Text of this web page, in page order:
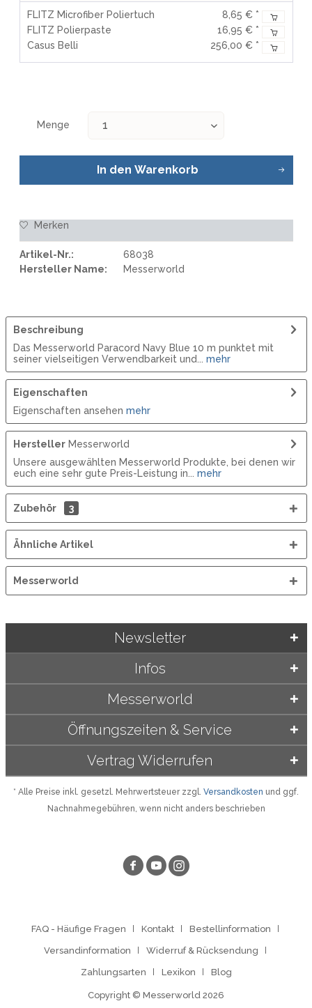
FLITZ Microfiber Poliertuch
8,65 € *
FLITZ Polierpaste
16,95 € *
Casus Belli
256,00 € *
Menge
In den Warenkorb
Merken
Artikel-Nr.:
68038
Hersteller Name:
Messerworld
Beschreibung
Das Messerworld Paracord Navy Blue 10 m punktet mit
seiner vielseitigen Verwendbarkeit und...
mehr
Eigenschaften
Eigenschaften ansehen mehr
HerstellerMesserworld
Unsere ausgewählten Messerworld Produkte, bei denen wir
euch eine sehr gute Preis-Leistung in...
mehr
Zubehör 3
Ähnliche Artikel
Messerworld
Öffnungszeiten & Service
Infos
Messerworld
Newsletter
Vertrag Widerrufen
* Alle Preise inkl. gesetzl. Mehrwertsteuer zzgl. Versandkosten und ggf.
Nachnahmegebühren, wenn nicht anders beschrieben
FAQ - Häufige Fragen Kontakt Bestellinformation
Versandinformation Widerruf & Rücksendung
Zahlungsarten Lexikon Blog
Copyright © Messerworld 2026